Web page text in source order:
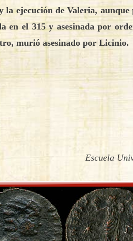
la ejecución de Valeria,
en el 315 y asesinada por
murió asesinado por Licinio.
Escuela